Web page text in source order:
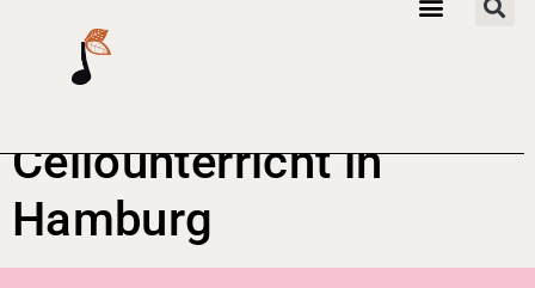
Cellounterricht in
Hamburg